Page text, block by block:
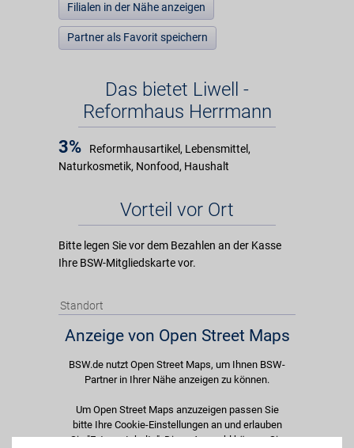
Filialen in der Nähe anzeigen
Partner als Favorit speichern
Das bietet Liwell -
Reformhaus Herrmann
3%
Reformhausartikel, Lebensmittel,
Naturkosmetik, Nonfood, Haushalt
Vorteil vor Ort
Bitte legen Sie vor dem Bezahlen an der Kasse
Ihre BSW-Mitgliedskarte vor.
Standort
Anzeige von Open Street Maps
BSW.de nutzt Open Street Maps, um Ihnen BSW-
Partner in Ihrer Nähe anzeigen zu können.
Um Open Street Maps anzuzeigen passen Sie
bitte Ihre Cookie-Einstellungen an und erlauben
Sie "Externe Inhalte". Diese Auswahl können Sie